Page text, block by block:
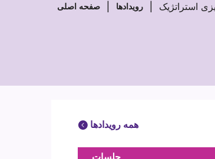
صفحه اصلی رویدادها استراتژیک
همه رویدادها
جلسات